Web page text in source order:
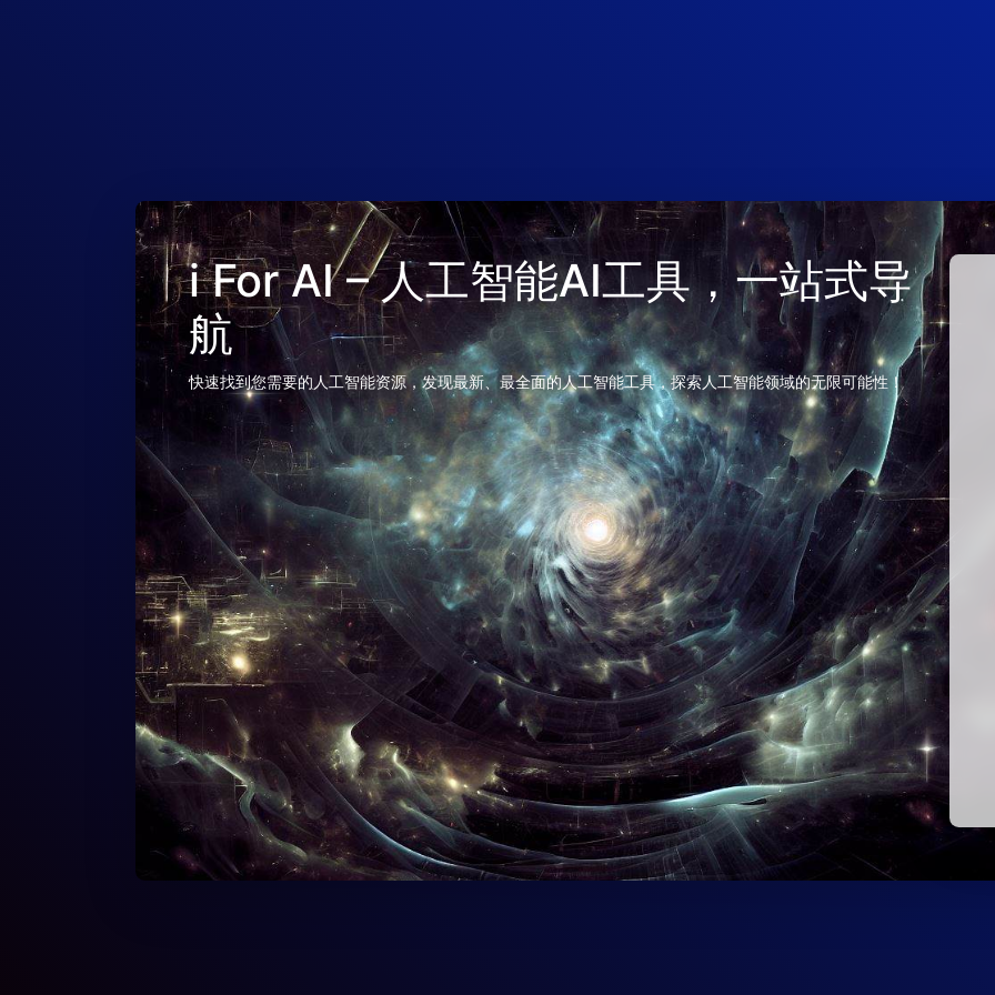
i For AI – 人工智能AI工具，一站式导
航
快速找到您需要的人工智能资源，发现最新、最全面的人工智能工具，探索人工智能领域的无限可能性！